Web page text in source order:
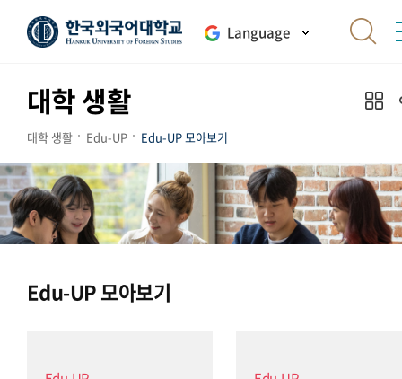
Language
대학 생활
대학 생활 Edu-UP Edu-UP 모아보기
Edu-UP 모아보기